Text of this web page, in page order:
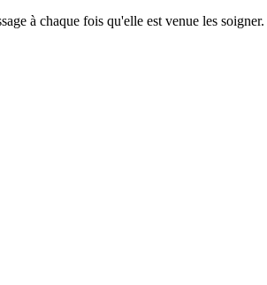
à chaque fois qu'elle est venue les soigner.